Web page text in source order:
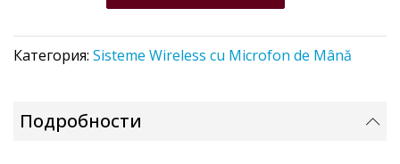
Категория: Sisteme Wireless cu Microfon de Mână
Подробности